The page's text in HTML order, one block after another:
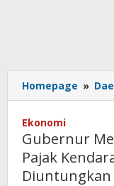
Homepage »
Ekonomi
Gubernur
Pajak
Diuntungkan